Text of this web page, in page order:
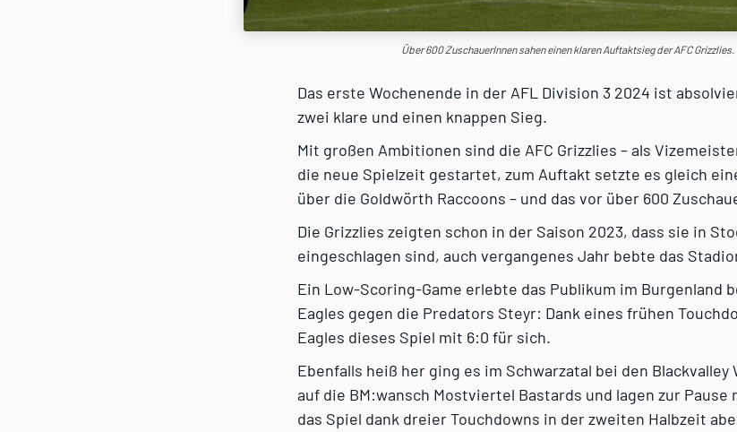
Über 600 ZuschauerInnen sahen einen klaren Auftaktsieg der AFC
Das erste Wochenende in der AFL Division 3 2024 ist
zwei klare und einen knappen Sieg.
Mit großen Ambitionen sind die AFC Grizzlies – als
die neue Spielzeit gestartet, zum Auftakt setzte es gleich
über die Goldwörth Raccoons – und das vor über 600
Die Grizzlies zeigten schon in der Saison 2023, dass sie in
eingeschlagen sind, auch vergangenes Jahr bebte das
Ein Low-Scoring-Game erlebte das Publikum im Burgenland
Eagles gegen die Predators Steyr: Dank eines frühen
Eagles dieses Spiel mit 6:0 für sich.
Ebenfalls heiß her ging es im Schwarzatal bei den Blackvalley
auf die BM:wansch Mostviertel Bastards und lagen zur Pause
das Spiel dank dreier Touchdowns in der zweiten Halbzeit